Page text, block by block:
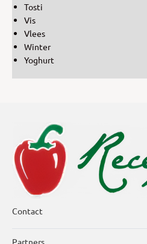
Tosti
Vis
Vlees
Winter
Yoghurt
Contact